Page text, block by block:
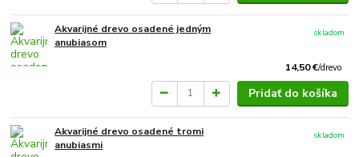
Akvarijné drevo osadené jedným
anubiasom
14,50 €/drevo
skladom
Pridať do košíka
Akvarijné drevo osadené tromi
anubiasmi
skladom